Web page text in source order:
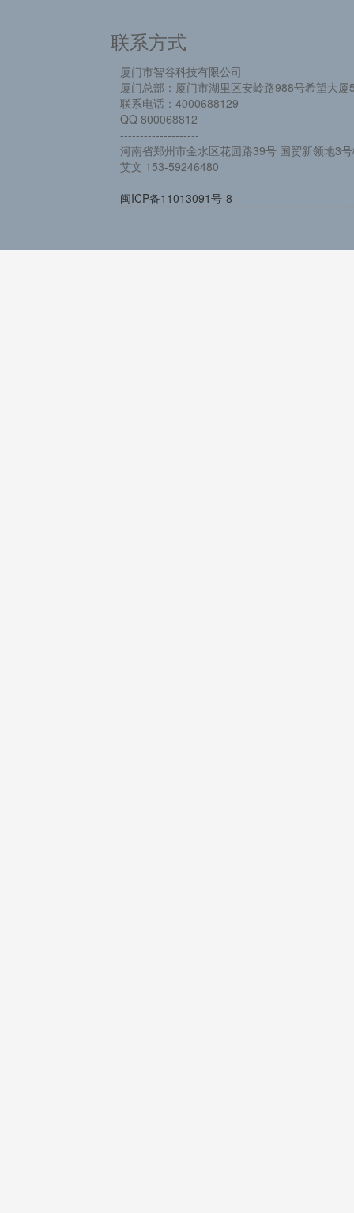
联系方式
厦门市智谷科技有限公司
厦门总部：厦门市湖里区安岭路988号希望大厦
联系电话：4000688129
QQ 800068812
--------------------
河南省郑州市金水区花园路39号 国贸新领地3
艾文 153-59246480
闽ICP备11013091号-8